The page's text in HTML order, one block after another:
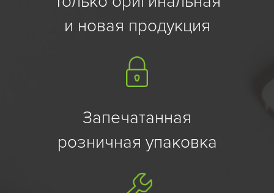
и новая продукция
Запечатанная
розничная упаковка